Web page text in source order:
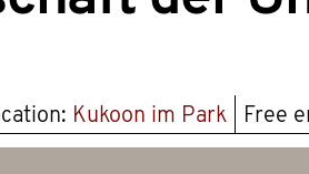
Kukoon im Park Free